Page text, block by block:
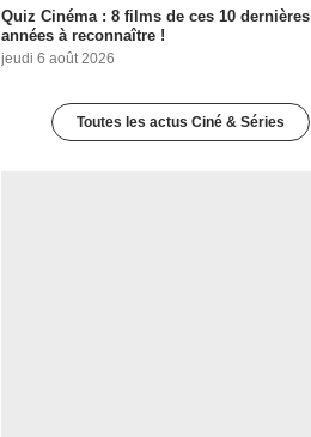
Quiz Cinéma : 8 films de ces 10 dernières
années à reconnaître !
jeudi 6 août 2026
Toutes les actus Ciné & Séries